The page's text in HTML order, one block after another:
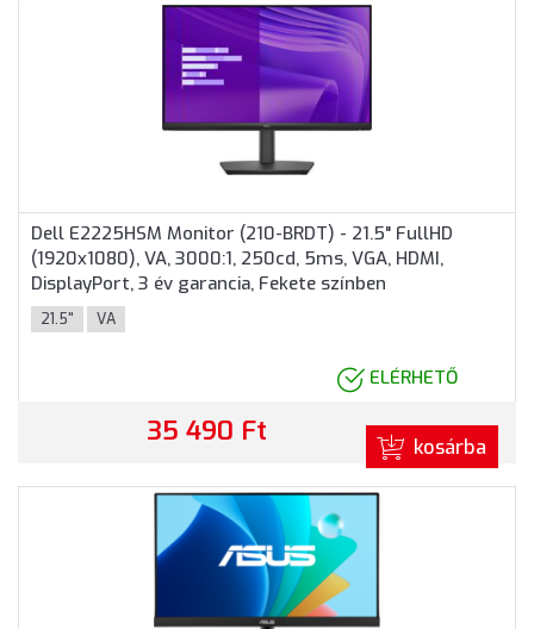
Dell E2225HSM Monitor (210-BRDT) - 21.5" FullHD
(1920x1080), VA, 3000:1, 250cd, 5ms, VGA, HDMI,
DisplayPort, 3 év garancia, Fekete színben
21.5" VA
ELÉRHETŐ
35 490 Ft kosárba